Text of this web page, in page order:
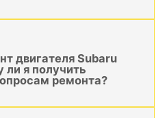
двигателя Subaru
ли я получить
ремонта?